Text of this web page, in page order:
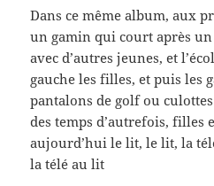
Dans ce même album, aux
un gamin qui court après
avec d’autres jeunes, et
gauche les filles, et puis les
pantalons de golf ou
des temps d’autrefois, filles
aujourd’hui le lit, le lit, la
la télé au lit